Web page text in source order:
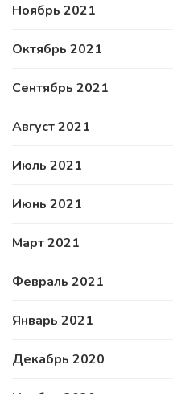
Ноябрь 2021
Октябрь 2021
Сентябрь 2021
Август 2021
Июль 2021
Июнь 2021
Март 2021
Февраль 2021
Январь 2021
Декабрь 2020